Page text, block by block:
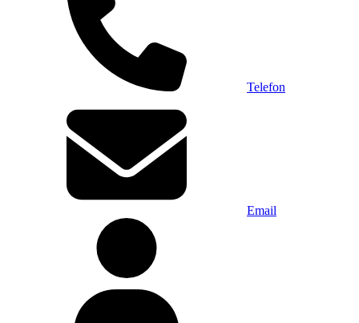
Telefon
Email